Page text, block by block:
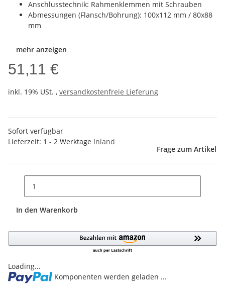
Anschlusstechnik: Rahmenklemmen mit Schrauben
Abmessungen (Flansch/Bohrung): 100x112 mm / 80x88
mm
mehr anzeigen
51,11 €
inkl. 19% USt. , versandkostenfreie Lieferung
Sofort verfügbar
Lieferzeit: 1 - 2 Werktage Inland
Frage zum Artikel
In den Warenkorb
Loading...
Komponenten werden geladen ...